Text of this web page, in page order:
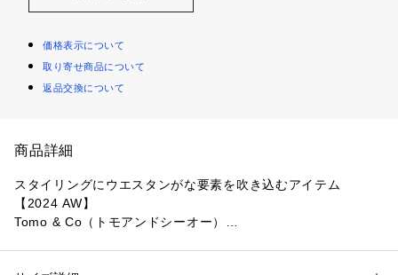
価格表示について
取り寄せ商品について
返品交換について
商品詳細
スタイリングにウエスタンがな要素を吹き込むアイテム
【2024 AW】
Tomo & Co（トモアンドシーオー）